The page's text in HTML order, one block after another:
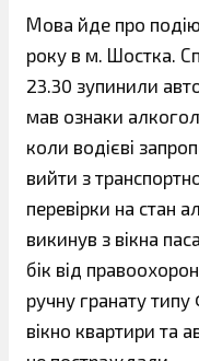
Мова йде про
року в м. Шостка.
23.30 зупинили
мав ознаки
коли водієві
вийти з
перевірки на стан
викинув з вікна
бік від
ручну гранату
вікно квартири та